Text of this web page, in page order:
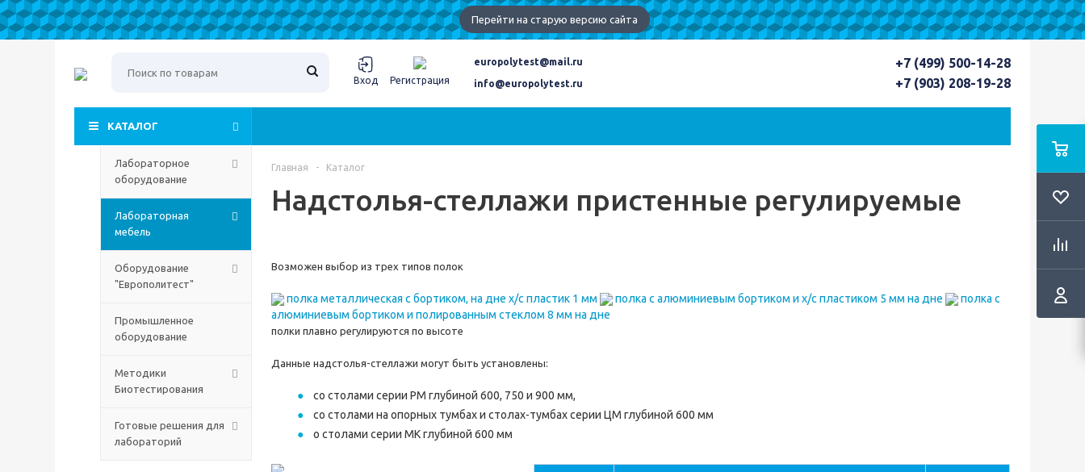
Перейти на старую версию сайта
Вход Регистрация
europolytest@mail.ru
info@europolytest.ru
+7 (499) 500-14-28
+7 (903) 208-19-28
КАТАЛОГ
Лабораторное
оборудование
Лабораторная
мебель
Оборудование
"Европолитест"
Промышленное
оборудование
Методики
Биотестирования
Готовые решения для
лабораторий
Главная - Каталог
Надстолья-стеллажи пристенные регулируемые
Возможен выбор из трех типов полок
полка металлическая с бортиком, на дне х/с пластик 1 мм полка с алюминиевым бортиком и х/с пластиком 5 мм на дне
полка с
алюминиевым бортиком и полированным стеклом 8 мм на дне
полки плавно регулируются по высоте
Данные надстолья-стеллажи могут быть установлены:
со столами серии РМ глубиной 600, 750 и 900 мм,
со столами на опорных тумбах и столах-тумбах серии ЦМ глубиной 600 мм
о столами серии МК глубиной 600 мм